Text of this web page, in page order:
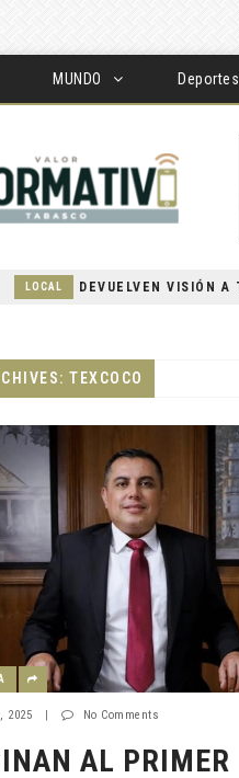
MUNDO Deportes
TEXCOCO
2025 | No Comments
AL PRIMER